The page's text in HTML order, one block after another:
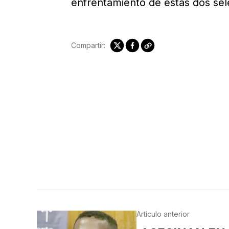
Compartir:
Artículo anterior